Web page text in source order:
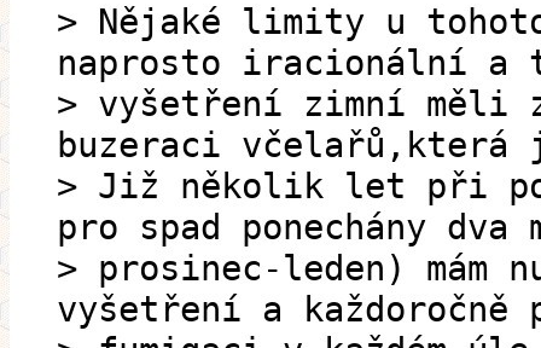
> Nějaké limity u
naprosto iracionální a
> vyšetření zimní měli
buzeraci včelařů,která
> Již několik let při
pro spad ponechány dva
> prosinec-leden) mám
vyšetření a každoročně